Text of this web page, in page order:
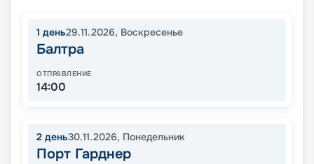
1 день29.11.2026, Воскресенье
Балтра
ОТПРАВЛЕНИЕ
14:00
2 день30.11.2026, Понедельник
Порт Гарднер